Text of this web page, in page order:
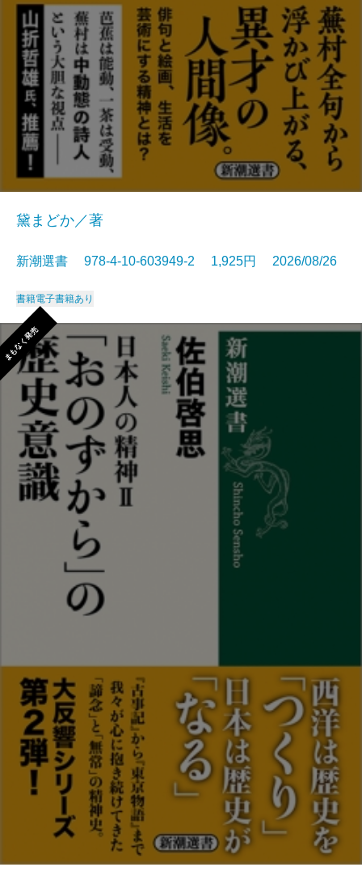
黛まどか／著
新潮選書 978-4-10-603949-2 1,925円 2026/08/26
書籍電子書籍あり
まもなく発売